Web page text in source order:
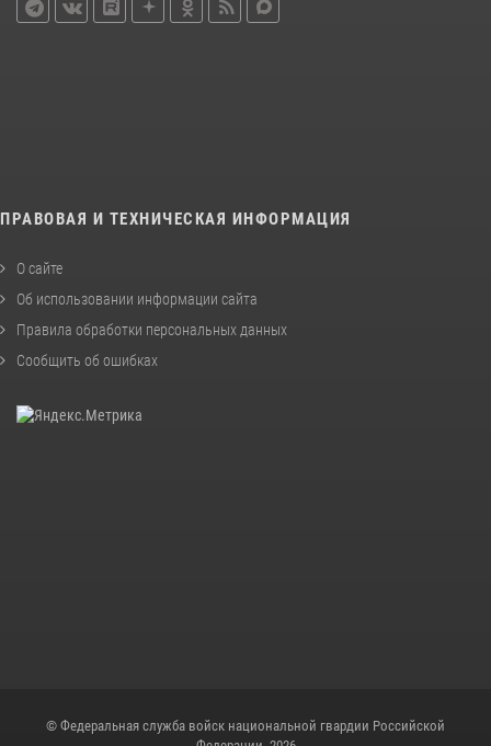
ПРАВОВАЯ И ТЕХНИЧЕСКАЯ ИНФОРМАЦИЯ
О сайте
Об использовании информации сайта
Правила обработки персональных данных
Сообщить об ошибках
© Федеральная служба войск национальной гвардии Российской